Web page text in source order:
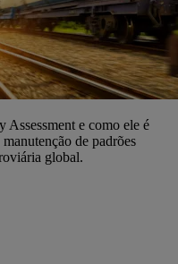
Assessment e como ele é
de padrões
global.